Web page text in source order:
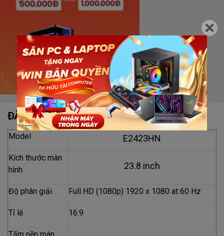
ĐẶC ĐIỂM NỔI BẬT
Model E2423HN
Kích thước màn
hình
23.8 inch
Độ phân giải Full HD (1080p) 1920 x 1080 at 60 Hz
Tỉ lệ 16:9